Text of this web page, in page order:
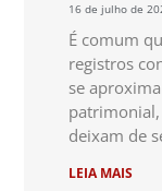
16 de julho de
É comum
registros
se
deixam de
LEIA MAIS